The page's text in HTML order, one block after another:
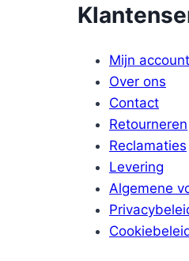
Mijn account
Over ons
Contact
Retourneren
Reclamaties
Levering
Algemene